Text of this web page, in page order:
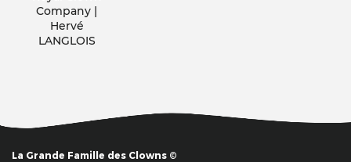
Company |
Hervé
LANGLOIS
La Grande Famille des Clowns ©